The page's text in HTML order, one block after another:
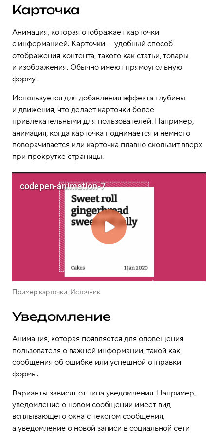
Карточка
Анимация, которая отображает карточки
с информацией. Карточки — удобный способ
отображения контента, такого как статьи, товары
и изображения. Обычно имеют прямоугольную
форму.
Используется для добавления эффекта глубины
и движения, что делает карточки более
привлекательными для пользователей. Например,
анимация, когда карточка поднимается и немного
поворачивается или карточка плавно скользит вверх
при прокрутке страницы.
Пример карточки. Источник
Уведомление
Анимация, которая появляется для оповещения
пользователя о важной информации, такой как
сообщения об ошибке или успешной отправки
формы.
Варианты зависят от типа уведомления. Например,
уведомление о новом сообщении имеет вид
всплывающего окна с текстом сообщения,
а уведомление о новой записи в социальной сети